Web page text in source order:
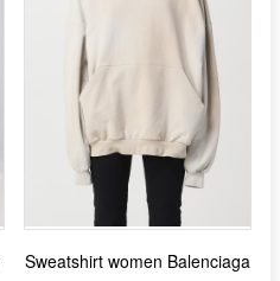
Sweatshirt women Balenciaga